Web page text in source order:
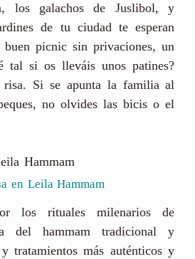
los galachos de Juslibol, y
de tu ciudad te esperan
picnic sin privaciones, un
tal si os lleváis unos patines?
Si se apunta la familia al
no olvides las bicis o el
Hammam
en Leila Hammam
los rituales milenarios de
del hammam tradicional y
tratamientos más auténticos y